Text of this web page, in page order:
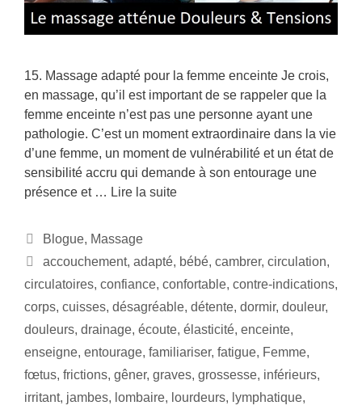
15. Massage adapté pour la femme enceinte Je crois,
en massage, qu’il est important de se rappeler que la
femme enceinte n’est pas une personne ayant une
pathologie. C’est un moment extraordinaire dans la vie
d’une femme, un moment de vulnérabilité et un état de
sensibilité accru qui demande à son entourage une
présence et … Lire la suite
Blogue, Massage
accouchement, adapté, bébé, cambrer, circulation,
circulatoires, confiance, confortable, contre-indications,
corps, cuisses, désagréable, détente, dormir, douleur,
douleurs, drainage, écoute, élasticité, enceinte,
enseigne, entourage, familiariser, fatigue, Femme,
fœtus, frictions, gêner, graves, grossesse, inférieurs,
irritant, jambes, lombaire, lourdeurs, lymphatique,